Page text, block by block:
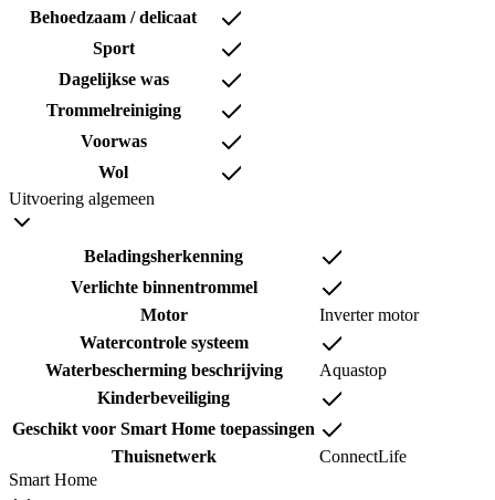
Behoedzaam / delicaat
Sport
Dagelijkse was
Trommelreiniging
Voorwas
Wol
Uitvoering algemeen
Beladingsherkenning
Verlichte binnentrommel
Motor
Inverter motor
Watercontrole systeem
Waterbescherming beschrijving
Aquastop
Kinderbeveiliging
Geschikt voor Smart Home toepassingen
Thuisnetwerk
ConnectLife
Smart Home